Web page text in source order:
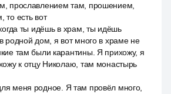
прославлением там, прошением,
то есть вот
ты идёшь в храм, ты идёшь
родной дом, я вот много в храме не
там были карантины. Я прихожу, я
к отцу Николаю, там монастырь
меня родное. Я там провёл много,